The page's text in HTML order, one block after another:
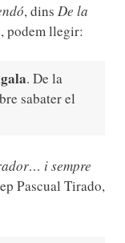
, dins De la
podem llegir:
. De la
sabater el
i sempre
Pascual Tirado,